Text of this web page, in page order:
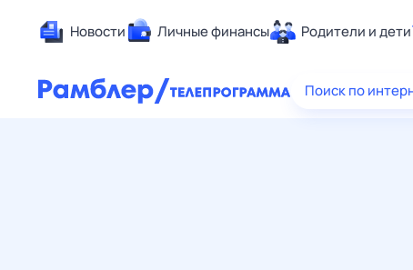
Новости Личные финансы Родители и дети
Здоровье
Поиск по